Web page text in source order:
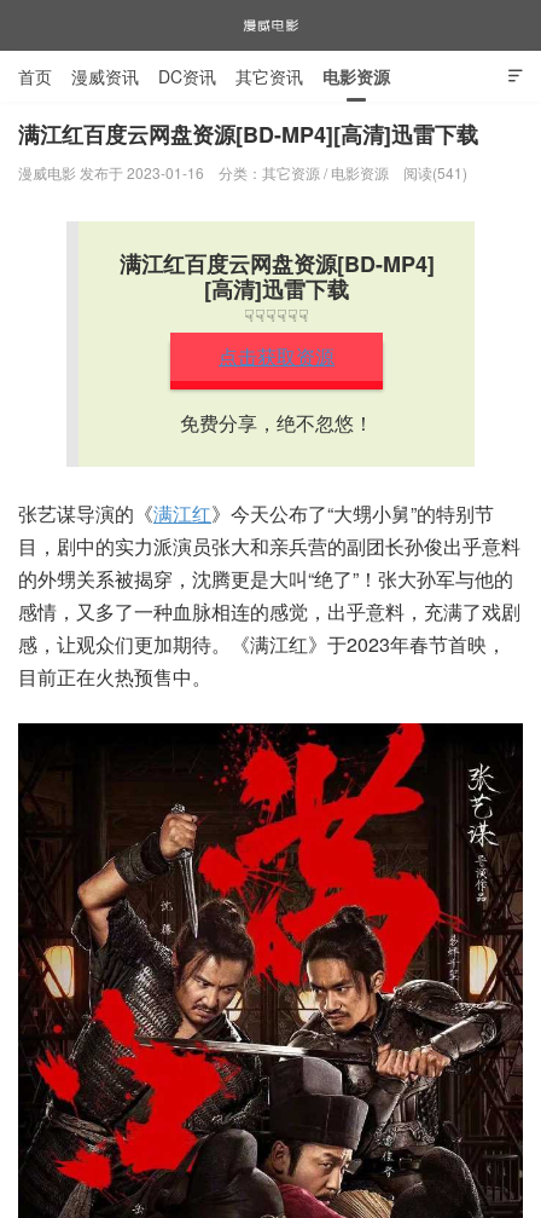

首页 漫威资讯 DC资讯 其它资讯 电影资源
电视剧资源 漫威图片
满江红百度云网盘资源[BD-MP4][高清]迅雷下载
漫威电影 发布于 2023-01-16 分类： 其它资源 / 电影资源 阅读(541)
满江红百度云网盘资源[BD-MP4]
[高清]迅雷下载
☟☟☟☟☟☟
点击获取资源
免费分享，绝不忽悠！
张艺谋导演的《满江红》今天公布了“大甥小舅”的特别节
目，剧中的实力派演员张大和亲兵营的副团长孙俊出乎意料
的外甥关系被揭穿，沈腾更是大叫“绝了”！张大孙军与他的
感情，又多了一种血脉相连的感觉，出乎意料，充满了戏剧
感，让观众们更加期待。《满江红》于2023年春节首映，
目前正在火热预售中。